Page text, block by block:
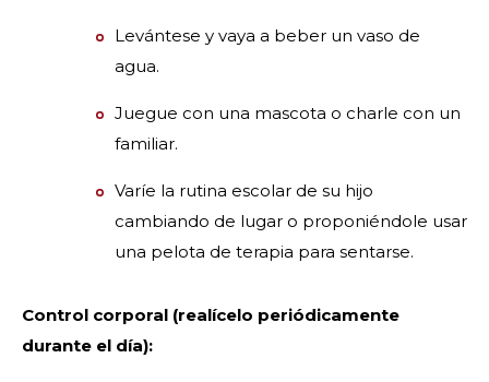
Levántese y vaya a beber un vaso de
agua.
Juegue con una mascota o charle con un
familiar.
Varíe la rutina escolar de su hijo
cambiando de lugar o proponiéndole usar
una pelota de terapia para sentarse.
Control corporal (realícelo periódicamente
durante el día):